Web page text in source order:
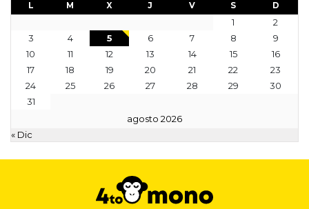
agosto 2026
L M X J V S D
1
2
3
4 5 6 7 8
9
10
11 12 13 14 15
16
17
18 19 20 21 22
23
24
25 26 27 28 29
30
31
« Dic